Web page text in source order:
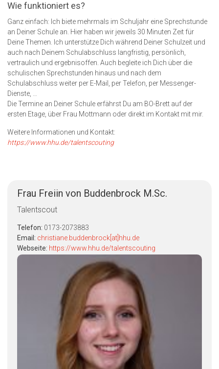
Wie funktioniert es?
Ganz einfach: Ich biete mehrmals im Schuljahr eine Sprechstunde
an Deiner Schule an. Hier haben wir jeweils 30 Minuten Zeit für
Deine Themen. Ich unterstütze Dich während Deiner Schulzeit und
auch nach Deinem Schulabschluss langfristig, persönlich,
vertraulich und ergebnisoffen. Auch begleite ich Dich über die
schulischen Sprechstunden hinaus und nach dem
Schulabschluss weiter per E-Mail, per Telefon, per Messenger-
Dienste, …
Die Termine an Deiner Schule erfährst Du am BO-Brett auf der
ersten Etage, über Frau Mottmann oder direkt im Kontakt mit mir.
Weitere Informationen und Kontakt:
https://www.hhu.de/talentscouting
Frau Freiin von Buddenbrock M.Sc.
Talentscout
Telefon: 0173-2073883
Email: christiane.buddenbrock[at]hhu.de
Webseite: https://www.hhu.de/talentscouting